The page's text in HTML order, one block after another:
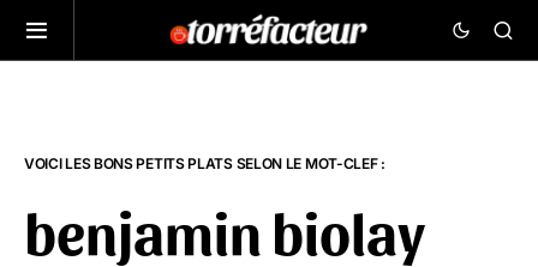
VOICI LES BONS PETITS PLATS SELON LE MOT-CLEF :
benjamin biolay